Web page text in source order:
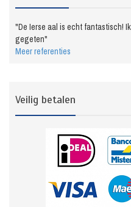
"De Ierse aal is echt fantastisch!
gegeten"
Meer referenties
Veilig betalen